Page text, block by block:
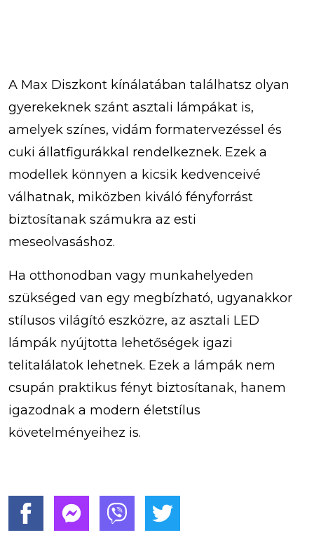
A Max Diszkont kínálatában találhatsz olyan
gyerekeknek szánt asztali lámpákat is,
amelyek színes, vidám formatervezéssel és
cuki állatfigurákkal rendelkeznek. Ezek a
modellek könnyen a kicsik kedvenceivé
válhatnak, miközben kiváló fényforrást
biztosítanak számukra az esti
meseolvasáshoz.
Ha otthonodban vagy munkahelyeden
szükséged van egy megbízható, ugyanakkor
stílusos világító eszközre, az asztali LED
lámpák nyújtotta lehetőségek igazi
telitalálatok lehetnek. Ezek a lámpák nem
csupán praktikus fényt biztosítanak, hanem
igazodnak a modern életstílus
követelményeihez is.